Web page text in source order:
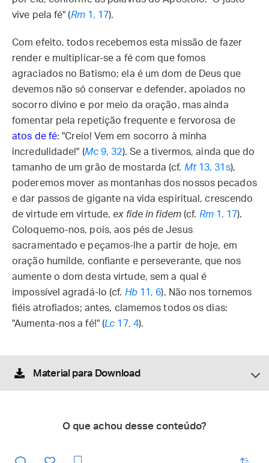
vive pela fé" (Rm1, 17).
Com efeito, todos recebemos esta missão de fazer
render e multiplicar-se a fé com que fomos
agraciados no Batismo; ela é um dom de Deus que
devemos não só conservar e defender, apoiados no
socorro divino e por meio da oração, mas ainda
fomentar pela repetição frequente e fervorosa de
atos de fé: "Creio! Vem em socorro à minha
incredulidade!" (Mc9, 32). Se a tivermos, ainda que do
tamanho de um grão de mostarda (cf. Mt13, 31s),
poderemos mover as montanhas dos nossos pecados
e dar passos de gigante na vida espiritual, crescendo
de virtude em virtude, ex fide in fidem(cf. Rm1, 17).
Coloquemo-nos, pois, aos pés de Jesus
sacramentado e peçamos-lhe a partir de hoje, em
oração humilde, confiante e perseverante, que nos
aumente o dom desta virtude, sem a qual é
impossível agradá-lo (cf. Hb11, 6). Não nos tornemos
fiéis atrofiados; antes, clamemos todos os dias:
"Aumenta-nos a fé!" (Lc 17, 4).
Material para Download
O que achou desse conteúdo?
enviar